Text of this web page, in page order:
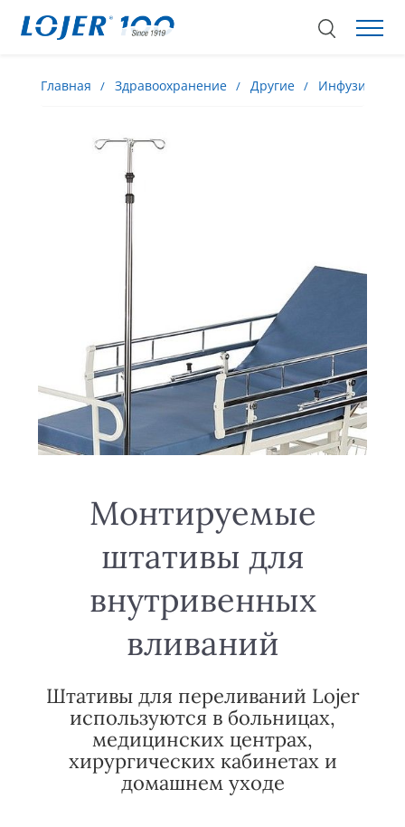
Главная Здравоохранение Другие
Монтируемые
штативы для
внутривенных
вливаний
Штативы для переливаний Lojer
используются в больницах,
медицинских центрах,
хирургических кабинетах и
домашнем уходе